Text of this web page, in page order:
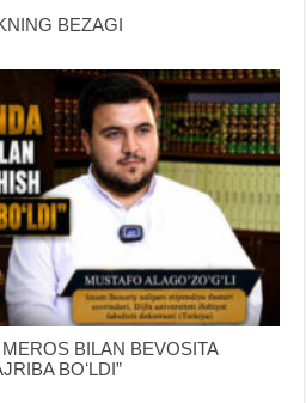
BEZAGI
BILAN BEVOSITA
BOʻLDI”